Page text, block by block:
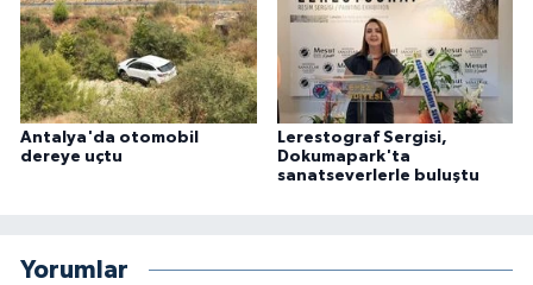
Antalya'da otomobil
dereye uçtu
Lerestograf Sergisi,
Dokumapark'ta
sanatseverlerle buluştu
Yorumlar